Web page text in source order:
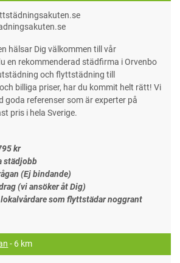
hälsar Dig välkommen till vår
en rekommenderad städfirma i Orvenbo
och flyttstädning till
billiga priser, har du kommit helt rätt! Vi
goda referenser som är experter på
pris i hela Sverige.
kr
städjobb
(Ej bindande)
(vi ansöker åt Dig)
som flyttstädar noggrant
- 6 km